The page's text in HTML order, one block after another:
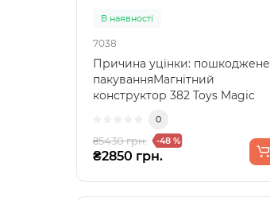
В наявності
7038
Причина уцінки: пошкоджене
пакуванняМагнітний
конструктор 382 Toys Magic
0
₴5430 грн. -48 %
₴2850 грн.